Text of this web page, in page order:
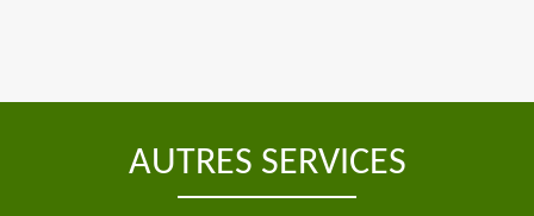
AUTRES SERVICES